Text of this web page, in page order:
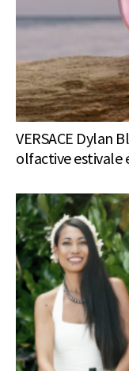
VERSACE Dylan
olfactive estivale